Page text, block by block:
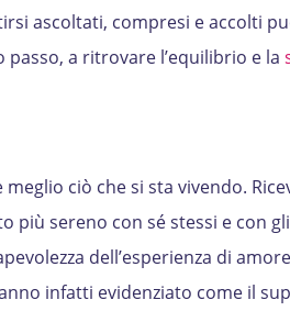
ascoltati, compresi e accolti
a ritrovare l’equilibrio e la
ciò che si sta vivendo.
sereno con sé stessi e con
dell’esperienza di
infatti evidenziato come il